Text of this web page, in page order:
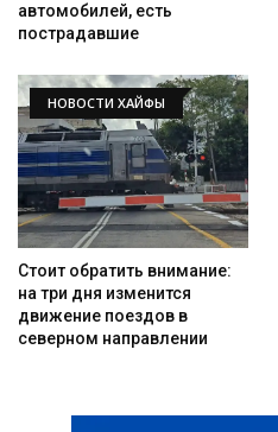
автомобилей, есть
пострадавшие
НОВОСТИ ХАЙФЫ
Стоит обратить внимание:
на три дня изменится
движение поездов в
северном направлении